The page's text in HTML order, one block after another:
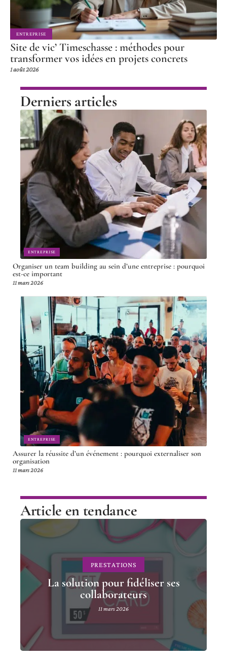
ENTREPRISE
Site de vic’ Timeschasse : méthodes pour
transformer vos idées en projets concrets
1 août 2026
Derniers articles
ENTREPRISE
Organiser un team building au sein d’une entreprise : pourquoi
est-ce important
11 mars 2026
ENTREPRISE
Assurer la réussite d’un événement : pourquoi externaliser son
organisation
11 mars 2026
Article en tendance
PRESTATIONS
La solution pour fidéliser ses
collaborateurs
11 mars 2026